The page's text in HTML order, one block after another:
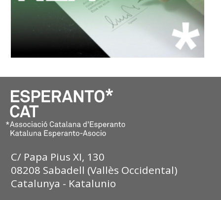
C/ Papa Pius XI, 130
08208 Sabadell (Vallès Occidental)
Catalunya - Katalunio